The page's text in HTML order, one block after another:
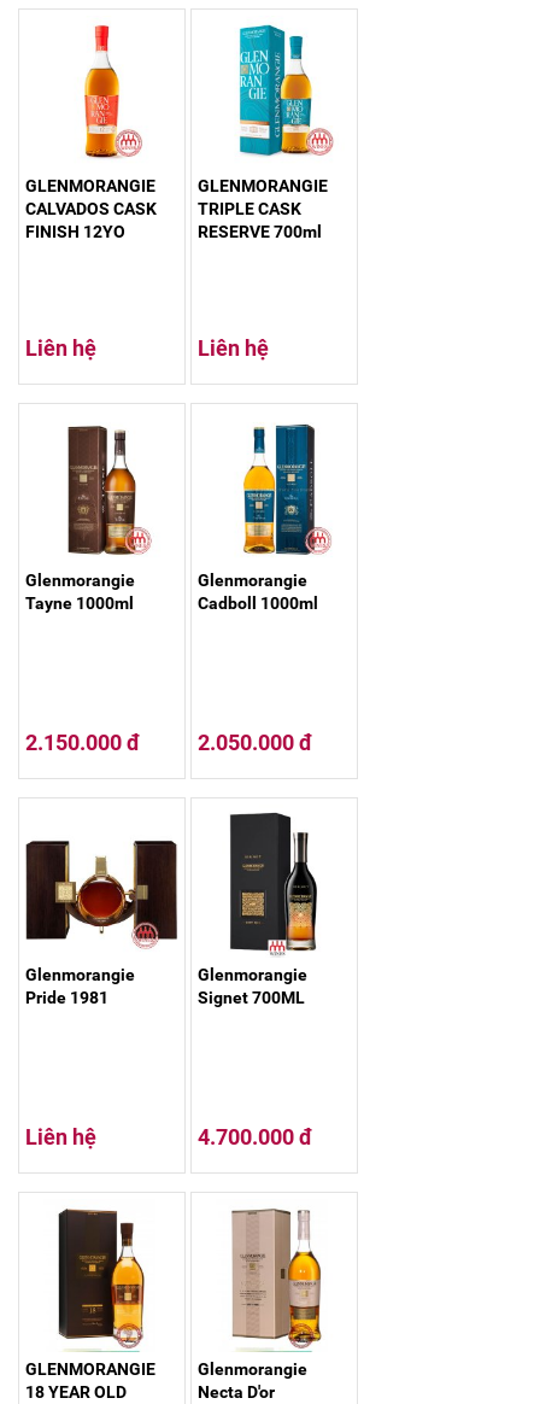
GLENMORANGIE
CALVADOS CASK
FINISH 12YO
Liên hệ
GLENMORANGIE
TRIPLE CASK
RESERVE 700ml
Liên hệ
Glenmorangie
Tayne 1000ml
2.150.000 đ
Glenmorangie
Cadboll 1000ml
2.050.000 đ
Glenmorangie
Pride 1981
Liên hệ
Glenmorangie
Signet 700ML
4.700.000 đ
GLENMORANGIE
18 YEAR OLD
Glenmorangie
Necta D'or